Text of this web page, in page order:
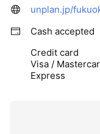
unplan.jp/
Cash accepted
Credit card
Visa /
Express